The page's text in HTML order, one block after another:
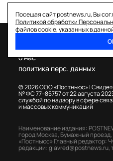
Посещая сайт postnews.ru, Вы
Политикой обработки
файлов cookie, указанных в
© 2026 ООО «Постньюс» |
№ ФС 77–85757 от 22 августа
службой по надзору в сфере
и массовых коммуникаций
о нас
политика перс. данных
Наименование издания:
город Москва, Бумажный проезд,
«Постньюс» Главный редактор:
редакции:glavred@postnews.ru,